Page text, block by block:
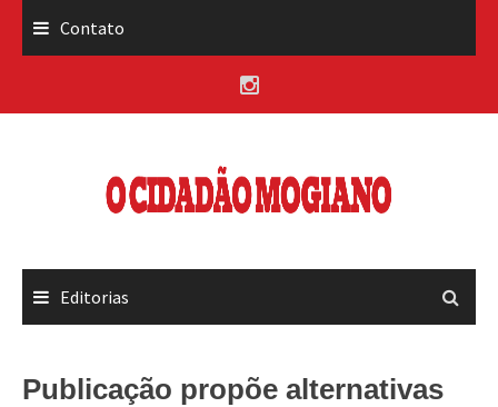
Contato
Editorias
Publicação propõe alternativas